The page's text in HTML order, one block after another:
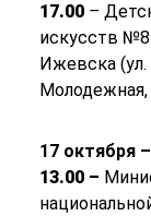
17.00–
искусств №8
Ижевска (ул.
Молодежная,
17 октября –
13.00 –